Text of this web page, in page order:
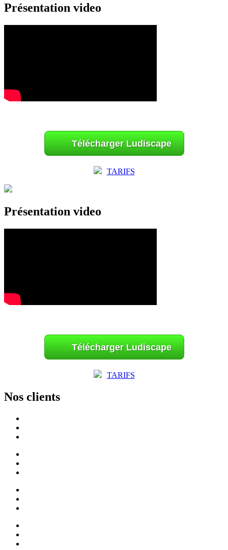
Présentation video
Télécharger Ludiscape
TARIFS
Présentation video
Télécharger Ludiscape
TARIFS
Nos clients